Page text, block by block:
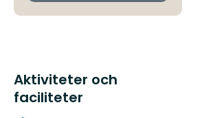
Aktiviteter och
faciliteter